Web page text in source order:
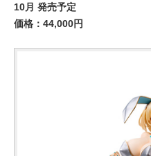
10月 発売予定
価格：44,000円